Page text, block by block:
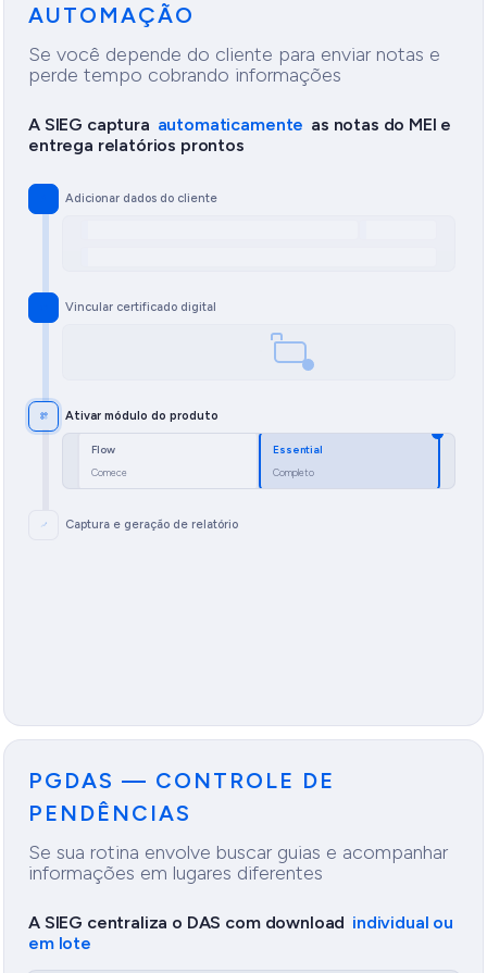
AUTOMAÇÃO
Se você depende do cliente para enviar notas e
perde tempo cobrando informações
A SIEG captura automaticamente as notas do MEI e
entrega relatórios prontos
Adicionar dados do cliente
Vincular certificado digital
Ativar módulo do produto
Flow
Comece
Essential
Completo
Captura e geração de relatório
PGDAS — CONTROLE DE
PENDÊNCIAS
Se sua rotina envolve buscar guias e acompanhar
informações em lugares diferentes
A SIEG centraliza o DAS com download individual ou
em lote